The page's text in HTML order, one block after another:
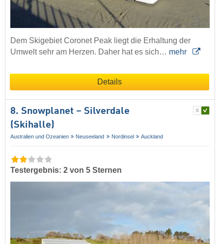
Dem Skigebiet Coronet Peak liegt die Erhaltung der
Umwelt sehr am Herzen. Daher hat es sich… mehr
Details
8. Snowplanet – Silverdale
(Skihalle)
Australien und Ozeanien Neuseeland Nordinsel Auckland
Testergebnis: 2 von 5 Sternen